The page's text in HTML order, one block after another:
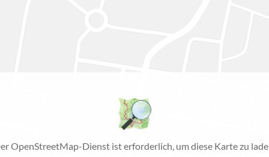
OpenStreetMap-Dienst ist erforderlich, um diese Karte zu